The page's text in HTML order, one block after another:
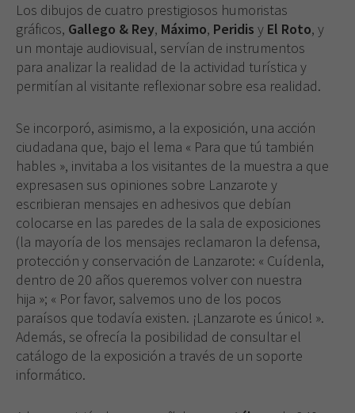
Los dibujos de cuatro prestigiosos humoristas
gráfi­cos, Gallego & Rey, Máximo, Peridis y El Roto, y
un montaje audiovisual, servían de instrumentos
para anali­zar la realidad de la actividad turística y
permitían al vi­sitante reflexionar sobre esa realidad.
Se incorporó, asimismo, a la exposición, una acción
ciudadana que, bajo el lema « Para que tú también
hables », invitaba a los visitantes de la muestra a que
expresasen sus opiniones sobre Lanzarote y
escribieran mensajes en adhesi­vos que debían
colocarse en las paredes de la sala de exposiciones
(la mayoría de los mensajes reclamaron la defensa,
protección y conservación de Lanzarote: « Cuí­denla,
dentro de 20 años queremos volver con nuestra
hija »; « Por favor, salvemos uno de los pocos
paraísos que todavía existen. ¡Lanzarote es único! ».
Además, se ofrecía la posibilidad de consultar el
catálogo de la ex­posición a través de un soporte
informático.